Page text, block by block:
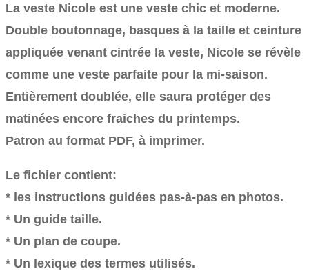
La veste Nicole est une veste chic et moderne.
Double boutonnage, basques à la taille et ceinture
appliquée venant cintrée la veste, Nicole se révèle
comme une veste parfaite pour la mi-saison.
Entièrement doublée, elle saura protéger des
matinées encore fraiches du printemps.
Patron au format PDF, à imprimer.
Le fichier contient:
* les instructions guidées pas-à-pas en photos.
* Un guide taille.
* Un plan de coupe.
* Un lexique des termes utilisés.